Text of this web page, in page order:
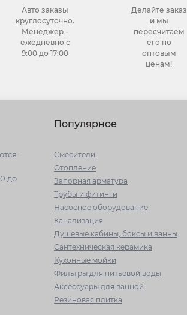
Авто заказы
круглосуточно.
Менеджер -
ежедневно с
9:00 до 17:00
Делайте заказ
и мы
пересчитаем
его по
оптовым
ценам!
-
до
Популярное
Cмесители
Отопление
Запорная арматура
Трубы и фитинги
Насосное оборудование
Канализация
Душевые кабины, боксы и ванны
Сантехническая керамика
Кухонные мойки
Фильтры для питьевой воды
Аксессуары для ванной
Резиновая плитка